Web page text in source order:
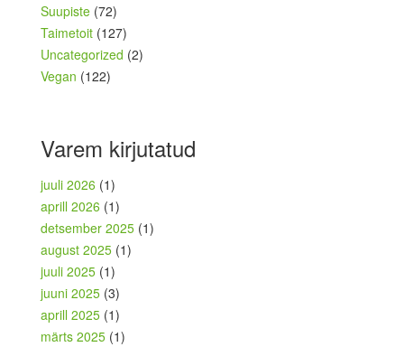
Suupiste (72)
Taimetoit (127)
Uncategorized (2)
Vegan (122)
Varem kirjutatud
juuli 2026 (1)
aprill 2026 (1)
detsember 2025 (1)
august 2025 (1)
juuli 2025 (1)
juuni 2025 (3)
aprill 2025 (1)
märts 2025 (1)